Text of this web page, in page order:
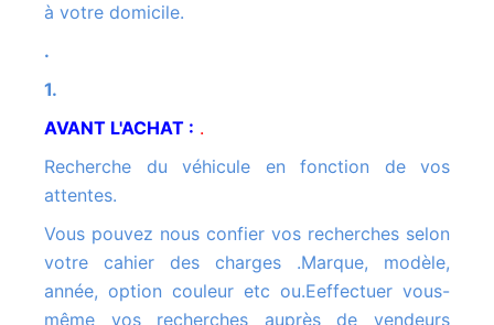
à votre domicile.
.
1.
AVANT L'ACHAT : .
Recherche du véhicule en fonction de vos
attentes.
Vous pouvez nous confier vos recherches selon
votre cahier des charges .Marque, modèle,
année, option couleur etc ou.Eeffectuer vous-
même vos recherches auprès de vendeurs